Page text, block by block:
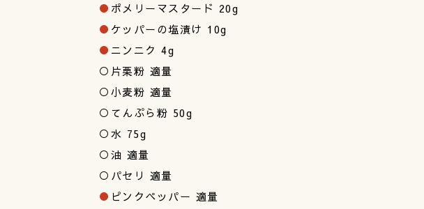
● ポメリーマスタード 20g
● ケッパーの塩漬け 10g
● ニンニク 4g
○片栗粉 適量
○小麦粉 適量
○てんぷら粉 50g
○水 75g
○油 適量
○パセリ 適量
● ピンクペッパー 適量